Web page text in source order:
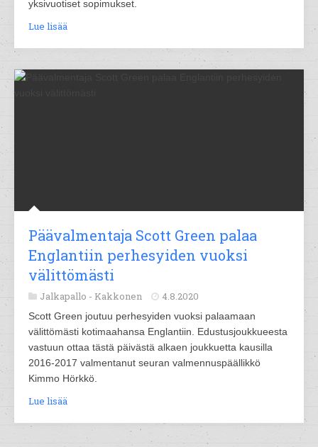
yksivuotiset sopimukset.
Lue lisää
Päävalmentaja Scott Green palaa
Englantiin perhesyiden vuoksi
välittömästi
Jalkapallo - Kakkonen 4.8.2020
Scott Green joutuu perhesyiden vuoksi palaamaan
välittömästi kotimaahansa Englantiin. Edustusjoukkueesta
vastuun ottaa tästä päivästä alkaen joukkuetta kausilla
2016-2017 valmentanut seuran valmennuspäällikkö
Kimmo Hörkkö.
Lue lisää